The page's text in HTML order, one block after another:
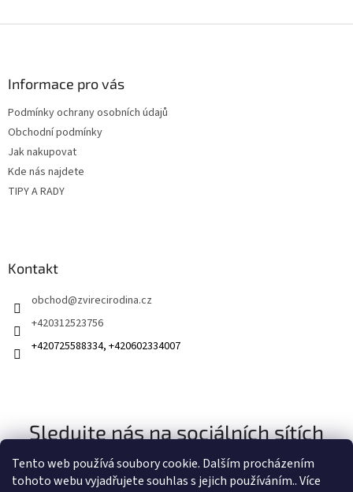
Tento web používá soubory cookie. Dalším procházením
tohoto webu vyjadřujete souhlas s jejich používáním.. Více
Informace pro vás
Podmínky ochrany osobních údajů
Obchodní podmínky
Jak nakupovat
Kde nás najdete
TIPY A RADY
Kontakt
obchod@zvirecirodina.cz
+420312523756
+420725588334, +420602334007
Sledujte nás na sociálních sítích